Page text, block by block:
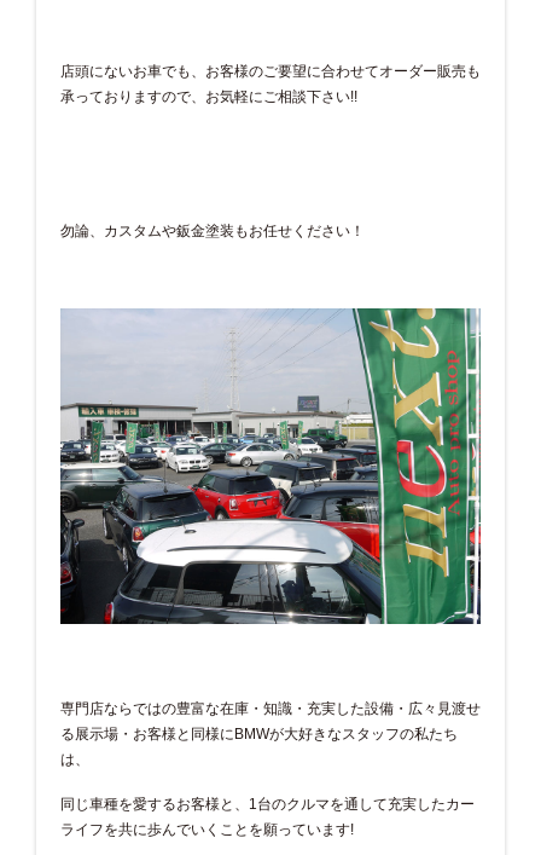
店頭にないお車でも、お客様のご要望に合わせてオーダー販売も
承っておりますので、お気軽にご相談下さい!!
勿論、カスタムや鈑金塗装もお任せください！
専門店ならではの豊富な在庫・知識・充実した設備・広々見渡せ
る展示場・お客様と同様にBMWが大好きなスタッフの私たち
は、
同じ車種を愛するお客様と、1台のクルマを通して充実したカー
ライフを共に歩んでいくことを願っています!